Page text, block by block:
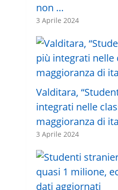
non …
3 Aprile 2024
Valditara,
integrati nelle
maggioranza di
3 Aprile 2024